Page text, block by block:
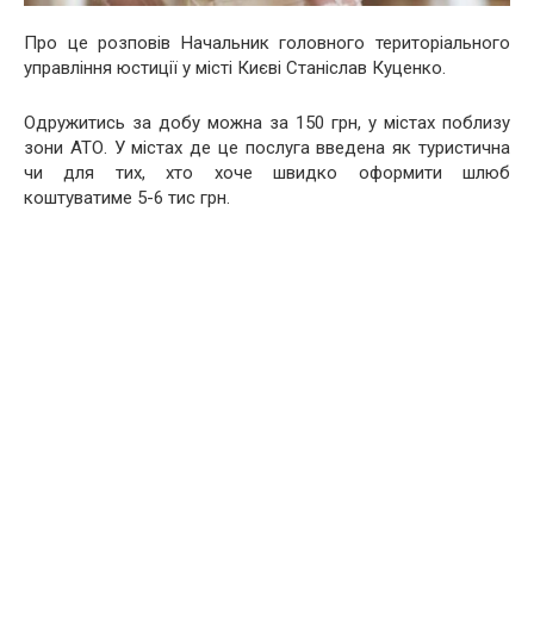
Про це розповів Начальник головного територіального
управління юстиції у місті Києві Станіслав Куценко.
Одружитись за добу можна за 150 грн, у містах поблизу
зони АТО. У містах де це послуга введена як туристична
чи для тих, хто хоче швидко оформити шлюб
коштуватиме 5-6 тис грн.